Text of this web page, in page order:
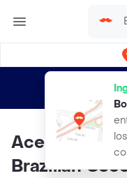
envíos
Aceite
Brazilian